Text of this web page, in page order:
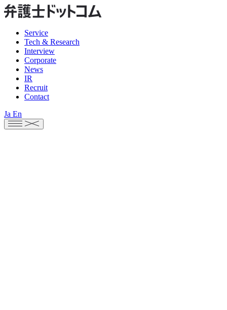
Service
Tech & Research
Interview
Corporate
News
IR
Recruit
Contact
Ja En